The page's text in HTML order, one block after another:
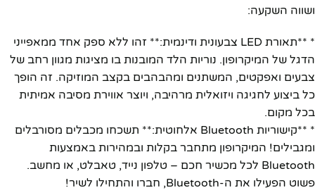
ושווה השקעה:
* **תאורת LED צבעונית ודינמית:** זהו ללא ספק אחד ממאפייני
הדגל של המיקרופון. נוריות הלד המובנות בו מציגות מגוון רחב של
צבעים ואפקטים, המשתנים ומהבהבים בקצב המוזיקה. זה הופך
כל ביצוע לחגיגה ויזואלית מרהיבה, ויוצר אווירת מסיבה אמיתית
בכל מקום.
* **קישוריות Bluetooth אלחוטית:** תשכחו מכבלים מסורבלים
ומגבילים! המיקרופון מתחבר בקלות ובמהירות באמצעות
Bluetooth לכל מכשיר חכם – טלפון נייד, טאבלט, או מחשב.
פשוט הפעילו את ה-Bluetooth, חברו והתחילו לשיר!